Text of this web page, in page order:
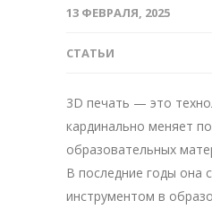
13 ФЕВРАЛЯ, 2025
СТАТЬИ
3D печать — это
кардинально меняет
образовательных
В последние годы она
инструментом в